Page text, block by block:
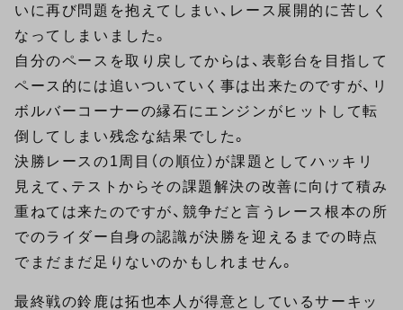
いに再び問題を抱えてしまい、レース展開的に苦しく
なってしまいました。
自分のペースを取り戻してからは、表彰台を目指して
ペース的には追いついていく事は出来たのですが、リ
ボルバーコーナーの縁石にエンジンがヒットして転
倒してしまい残念な結果でした。
決勝レースの1周目（の順位）が課題としてハッキリ
見えて、テストからその課題解決の改善に向けて積み
重ねては来たのですが、競争だと言うレース根本の所
でのライダー自身の認識が決勝を迎えるまでの時点
でまだまだ足りないのかもしれません。
最終戦の鈴鹿は拓也本人が得意としているサーキッ